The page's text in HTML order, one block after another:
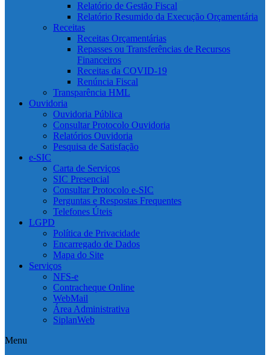
Relatório de Gestão Fiscal
Relatório Resumido da Execução Orçamentária
Receitas
Receitas Orçamentárias
Repasses ou Transferências de Recursos
Financeiros
Receitas da COVID-19
Renúncia Fiscal
Transparência HML
Ouvidoria
Ouvidoria Pública
Consultar Protocolo Ouvidoria
Relatórios Ouvidoria
Pesquisa de Satisfação
e-SIC
Carta de Serviços
SIC Presencial
Consultar Protocolo e-SIC
Perguntas e Respostas Frequentes
Telefones Úteis
LGPD
Política de Privacidade
Encarregado de Dados
Mapa do Site
Serviços
NFS-e
Contracheque Online
WebMail
Área Administrativa
SiplanWeb
Menu